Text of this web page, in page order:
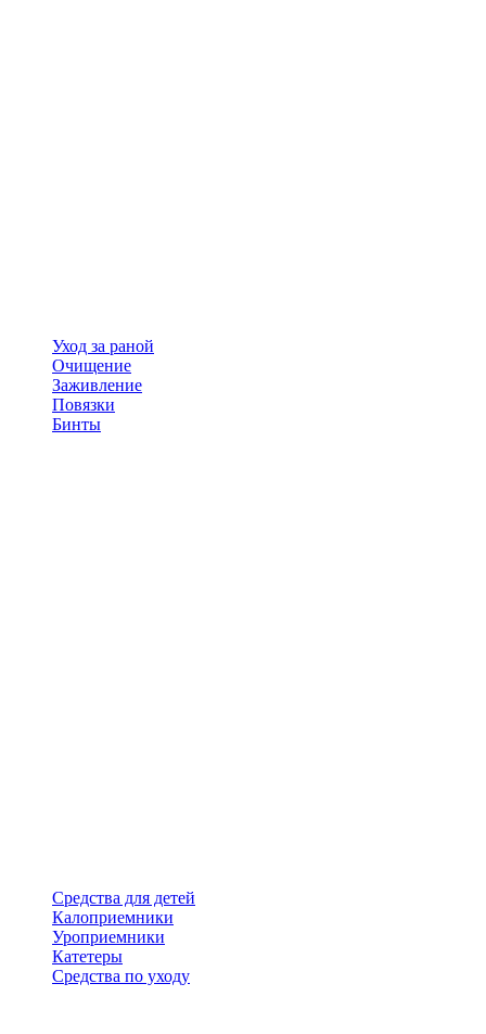
Уход за раной
Очищение
Заживление
Повязки
Бинты
Средства для детей
Калоприемники
Уроприемники
Катетеры
Средства по уходу